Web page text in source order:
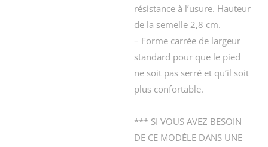
résistance à l’usure. Hauteur
de la semelle 2,8 cm.
– Forme carrée de largeur
standard pour que le pied
ne soit pas serré et qu’il soit
plus confortable.
*** SI VOUS AVEZ BESOIN
DE CE MODÈLE DANS UNE